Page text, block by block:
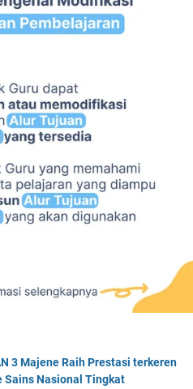
3 Majene Raih Prestasi terkeren
Sains Nasional Tingkat